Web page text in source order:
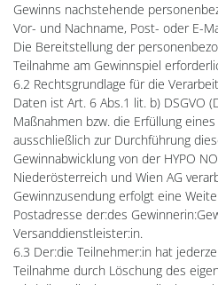
Gewinns nachstehende
Vor- und Nachname, Post- oder E-
Die Bereitstellung der
Teilnahme am Gewinnspiel
6.2 Rechtsgrundlage für die
Daten ist Art. 6 Abs.1 lit. b) DSGVO
Maßnahmen bzw. die Erfüllung
ausschließlich zur Durchführung
Gewinnabwicklung von der HYPO
Niederösterreich und Wien AG
Gewinnzusendung erfolgt eine
Postadresse der:des
Versanddienstleister:in.
6.3 Der:die Teilnehmer:in hat
Teilnahme durch Löschung des